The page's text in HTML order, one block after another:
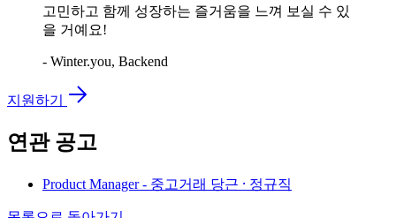
고민하고 함께 성장하는 즐거움을 느껴 보실 수 있
을 거예요!
- Winter.you, Backend
지원하기
연관 공고
Product Manager - 중고거래 당근 ⸱ 정규직